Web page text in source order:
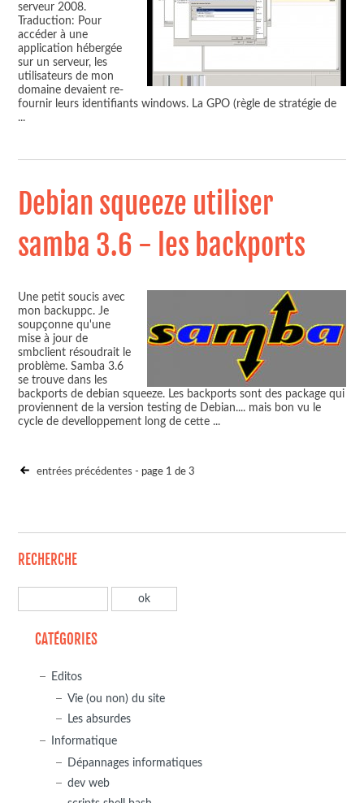
serveur 2008.
Traduction: Pour
accéder à une
application hébergée
sur un serveur, les
utilisateurs de mon
domaine devaient re-
fournir leurs identifiants windows. La GPO (règle de stratégie de
...
Debian squeeze utiliser
samba 3.6 - les backports
Une petit soucis avec
mon backuppc. Je
soupçonne qu'une
mise à jour de
smbclient résoudrait le
problème. Samba 3.6
se trouve dans les
backports de debian squeeze. Les backports sont des package qui
proviennent de la version testing de Debian.... mais bon vu le
cycle de develloppement long de cette ...
entrées précédentes - page 1 de 3
RECHERCHE
CATÉGORIES
Editos
Vie (ou non) du site
Les absurdes
Informatique
Dépannages informatiques
dev web